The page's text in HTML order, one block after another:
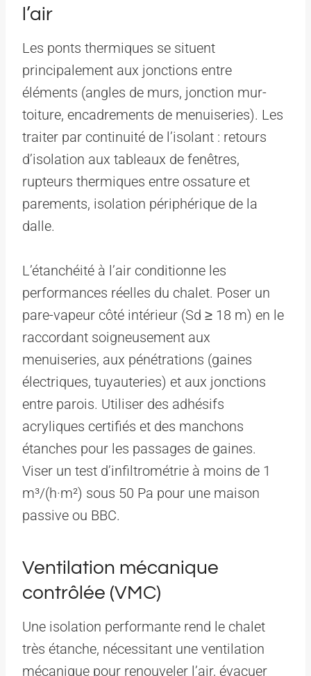
l’air
Les ponts thermiques se situent
principalement aux jonctions entre
éléments (angles de murs, jonction mur-
toiture, encadrements de menuiseries). Les
traiter par continuité de l’isolant : retours
d’isolation aux tableaux de fenêtres,
rupteurs thermiques entre ossature et
parements, isolation périphérique de la
dalle.
L’étanchéité à l’air conditionne les
performances réelles du chalet. Poser un
pare-vapeur côté intérieur (Sd ≥ 18 m) en le
raccordant soigneusement aux
menuiseries, aux pénétrations (gaines
électriques, tuyauteries) et aux jonctions
entre parois. Utiliser des adhésifs
acryliques certifiés et des manchons
étanches pour les passages de gaines.
Viser un test d’infiltrométrie à moins de 1
m³/(h·m²) sous 50 Pa pour une maison
passive ou BBC.
Ventilation mécanique
contrôlée (VMC)
Une isolation performante rend le chalet
très étanche, nécessitant une ventilation
mécanique pour renouveler l’air, évacuer